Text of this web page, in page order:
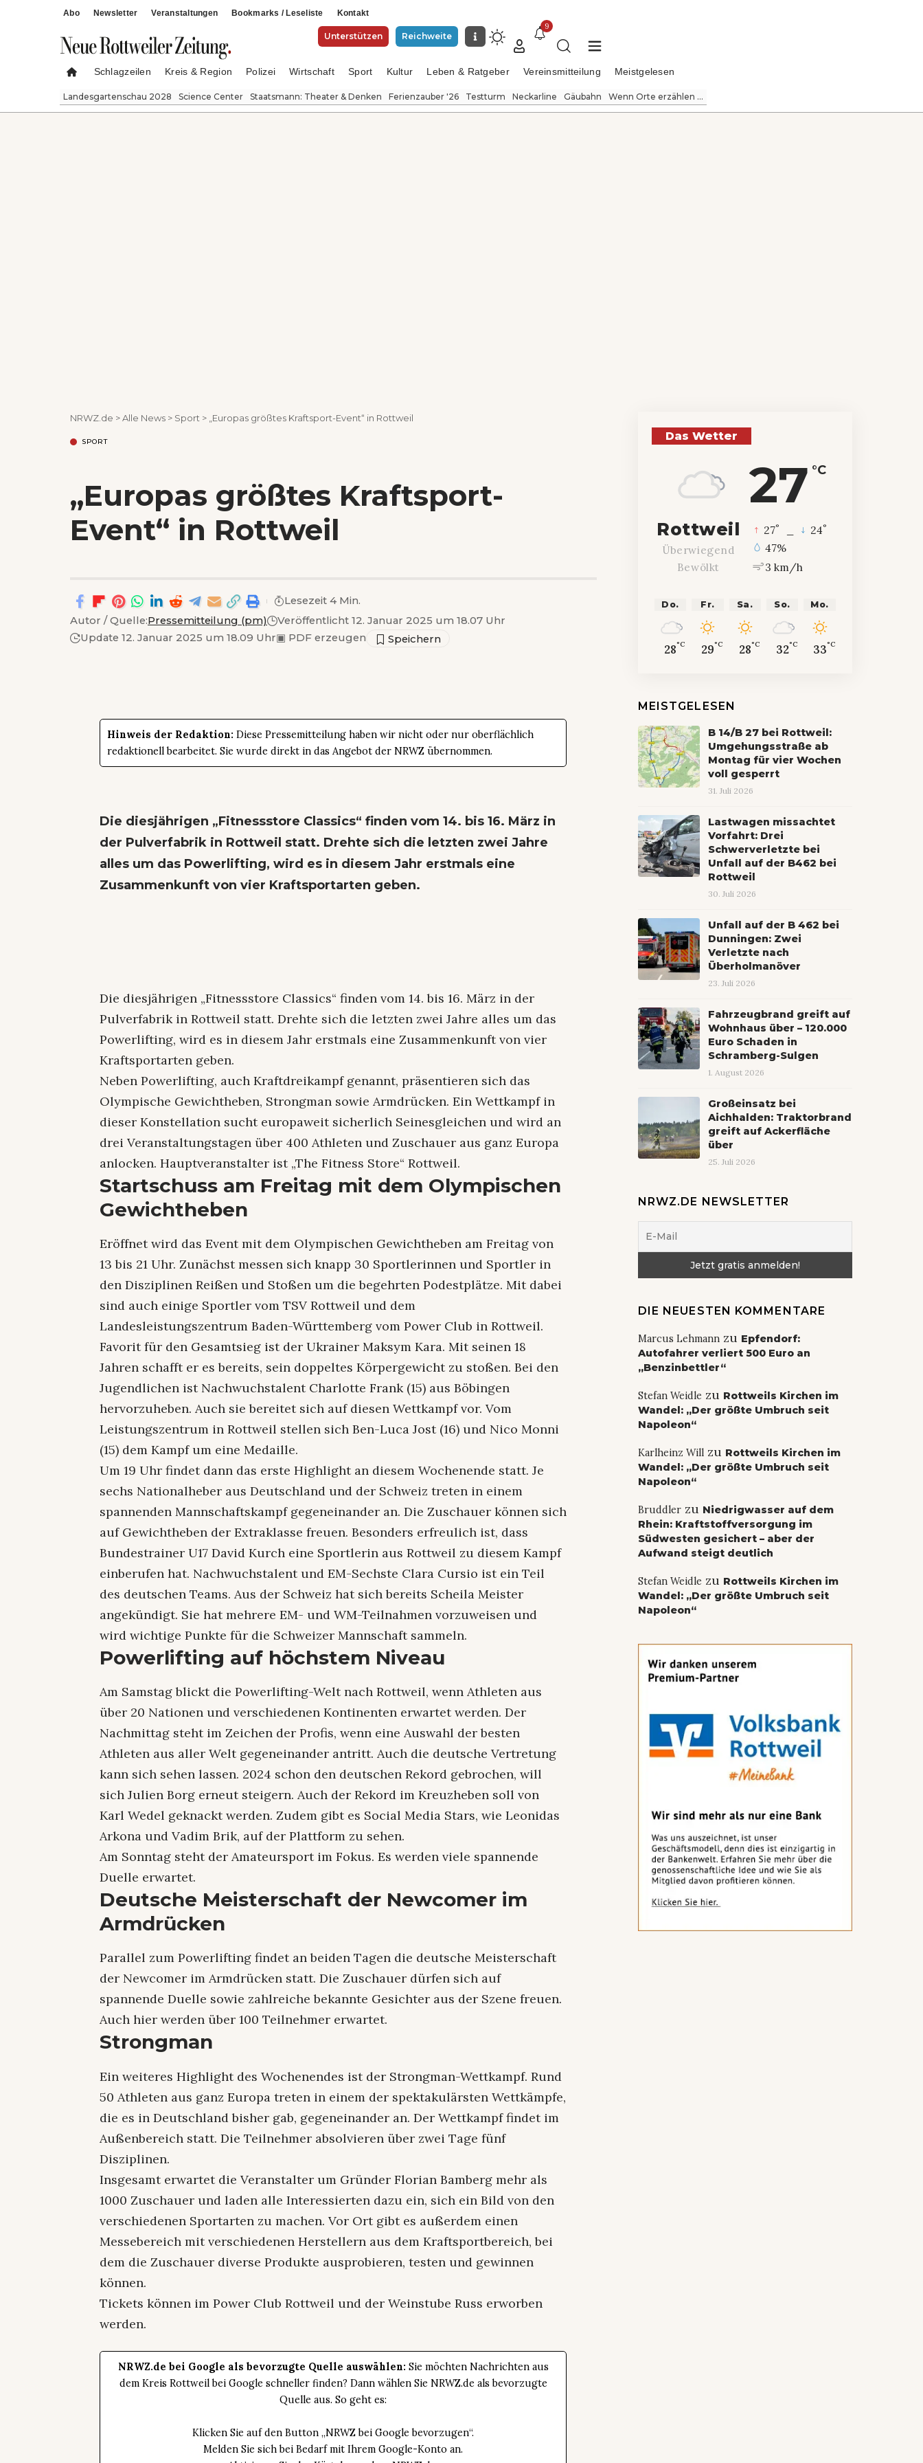
Abo Newsletter Veranstaltungen Bookmarks / Leseliste Kontakt
Unterstützen Reichweite
9
Schlagzeilen Kreis & Region Polizei Wirtschaft Sport Kultur Leben & Ratgeber Vereinsmitteilung Meistgelesen
Landesgartenschau 2028 Science Center Staatsmann: Theater & Denken Ferienzauber '26 Testturm Neckarline Gäubahn Wenn Orte erzählen ...
NRWZ.de >Alle News > Sport > „Europas größtes Kraftsport-Event“ in Rottweil
SPORT
„Europas größtes Kraftsport-
Event“ in Rottweil
Autor / Quelle:Pressemitteilung (pm)
Veröffentlicht 12. Januar 2025 um 18.07 Uhr
Update 12. Januar 2025 um 18.09 Uhr▣ PDF erzeugen
Lesezeit 4 Min.
Hinweis der Redaktion: Diese Pressemitteilung haben wir nicht oder nur oberflächlich
redaktionell bearbeitet. Sie wurde direkt in das Angebot der NRWZ übernommen.
Die diesjährigen „Fitnessstore Classics“ finden vom 14. bis 16. März in
der Pulverfabrik in Rottweil statt. Drehte sich die letzten zwei Jahre
alles um das Powerlifting, wird es in diesem Jahr erstmals eine
Zusammenkunft von vier Kraftsportarten geben.
Die diesjährigen „Fitnessstore Classics“ finden vom 14. bis 16. März in der
Pulverfabrik in Rottweil statt. Drehte sich die letzten zwei Jahre alles um das
Powerlifting, wird es in diesem Jahr erstmals eine Zusammenkunft von vier
Kraftsportarten geben.
Neben Powerlifting, auch Kraftdreikampf genannt, präsentieren sich das
Olympische Gewichtheben, Strongman sowie Armdrücken. Ein Wettkampf in
dieser Konstellation sucht europaweit sicherlich Seinesgleichen und wird an
drei Veranstaltungstagen über 400 Athleten und Zuschauer aus ganz Europa
anlocken. Hauptveranstalter ist „The Fitness Store“ Rottweil.
Startschuss am Freitag mit dem Olympischen
Gewichtheben
Eröffnet wird das Event mit dem Olympischen Gewichtheben am Freitag von
13 bis 21 Uhr. Zunächst messen sich knapp 30 Sportlerinnen und Sportler in
den Disziplinen Reißen und Stoßen um die begehrten Podestplätze. Mit dabei
sind auch einige Sportler vom TSV Rottweil und dem
Landesleistungszentrum Baden-Württemberg vom Power Club in Rottweil.
Favorit für den Gesamtsieg ist der Ukrainer Maksym Kara. Mit seinen 18
Jahren schafft er es bereits, sein doppeltes Körpergewicht zu stoßen. Bei den
Jugendlichen ist Nachwuchstalent Charlotte Frank (15) aus Böbingen
hervorzuheben. Auch sie bereitet sich auf diesen Wettkampf vor. Vom
Leistungszentrum in Rottweil stellen sich Ben-Luca Jost (16) und Nico Monni
(15) dem Kampf um eine Medaille.
Um 19 Uhr findet dann das erste Highlight an diesem Wochenende statt. Je
sechs Nationalheber aus Deutschland und der Schweiz treten in einem
spannenden Mannschaftskampf gegeneinander an. Die Zuschauer können sich
auf Gewichtheben der Extraklasse freuen. Besonders erfreulich ist, dass
Bundestrainer U17 David Kurch eine Sportlerin aus Rottweil zu diesem Kampf
einberufen hat. Nachwuchstalent und EM-Sechste Clara Cursio ist ein Teil
des deutschen Teams. Aus der Schweiz hat sich bereits Scheila Meister
angekündigt. Sie hat mehrere EM- und WM-Teilnahmen vorzuweisen und
wird wichtige Punkte für die Schweizer Mannschaft sammeln.
Powerlifting auf höchstem Niveau
Am Samstag blickt die Powerlifting-Welt nach Rottweil, wenn Athleten aus
über 20 Nationen und verschiedenen Kontinenten erwartet werden. Der
Nachmittag steht im Zeichen der Profis, wenn eine Auswahl der besten
Athleten aus aller Welt gegeneinander antritt. Auch die deutsche Vertretung
kann sich sehen lassen. 2024 schon den deutschen Rekord gebrochen, will
sich Julien Borg erneut steigern. Auch der Rekord im Kreuzheben soll von
Karl Wedel geknackt werden. Zudem gibt es Social Media Stars, wie Leonidas
Arkona und Vadim Brik, auf der Plattform zu sehen.
Am Sonntag steht der Amateursport im Fokus. Es werden viele spannende
Duelle erwartet.
Deutsche Meisterschaft der Newcomer im
Armdrücken
Parallel zum Powerlifting findet an beiden Tagen die deutsche Meisterschaft
der Newcomer im Armdrücken statt. Die Zuschauer dürfen sich auf
spannende Duelle sowie zahlreiche bekannte Gesichter aus der Szene freuen.
Auch hier werden über 100 Teilnehmer erwartet.
Strongman
Ein weiteres Highlight des Wochenendes ist der Strongman-Wettkampf. Rund
50 Athleten aus ganz Europa treten in einem der spektakulärsten Wettkämpfe,
die es in Deutschland bisher gab, gegeneinander an. Der Wettkampf findet im
Außenbereich statt. Die Teilnehmer absolvieren über zwei Tage fünf
Disziplinen.
Insgesamt erwartet die Veranstalter um Gründer Florian Bamberg mehr als
1000 Zuschauer und laden alle Interessierten dazu ein, sich ein Bild von den
verschiedenen Sportarten zu machen. Vor Ort gibt es außerdem einen
Messebereich mit verschiedenen Herstellern aus dem Kraftsportbereich, bei
dem die Zuschauer diverse Produkte ausprobieren, testen und gewinnen
können.
Tickets können im Power Club Rottweil und der Weinstube Russ erworben
werden.
NRWZ.de bei Google als bevorzugte Quelle auswählen: Sie möchten Nachrichten aus
dem Kreis Rottweil bei Google schneller finden? Dann wählen Sie NRWZ.de als bevorzugte
Quelle aus. So geht es:
Klicken Sie auf den Button „NRWZ bei Google bevorzugen“.
Melden Sie sich bei Bedarf mit Ihrem Google-Konto an.
Das Wetter
27 °C
Rottweil
Überwiegend
Bewölkt
27° 24°
47%
3 km/h
Do.
28°C
Fr.
29°C
Sa.
28°C
So.
32°C
Mo.
33°C
MEISTGELESEN
B 14/B 27 bei Rottweil:
Umgehungsstraße ab
Montag für vier Wochen
voll gesperrt
31. Juli 2026
Lastwagen missachtet
Vorfahrt: Drei
Schwerverletzte bei
Unfall auf der B462 bei
Rottweil
30. Juli 2026
Unfall auf der B 462 bei
Dunningen: Zwei
Verletzte nach
Überholmanöver
23. Juli 2026
Fahrzeugbrand greift auf
Wohnhaus über – 120.000
Euro Schaden in
Schramberg-Sulgen
1. August 2026
Großeinsatz bei
Aichhalden: Traktorbrand
greift auf Ackerfläche
über
25. Juli 2026
NRWZ.DE NEWSLETTER
DIE NEUESTEN KOMMENTARE
Marcus Lehmannzu Epfendorf:
Autofahrer verliert 500 Euro an
„Benzinbettler“
Stefan Weidle zu Rottweils Kirchen im
Wandel: „Der größte Umbruch seit
Napoleon“
Karlheinz Willzu Rottweils Kirchen im
Wandel: „Der größte Umbruch seit
Napoleon“
Bruddlerzu Niedrigwasser auf dem
Rhein: Kraftstoffversorgung im
Südwesten gesichert – aber der
Aufwand steigt deutlich
Stefan Weidle zu Rottweils Kirchen im
Wandel: „Der größte Umbruch seit
Napoleon“